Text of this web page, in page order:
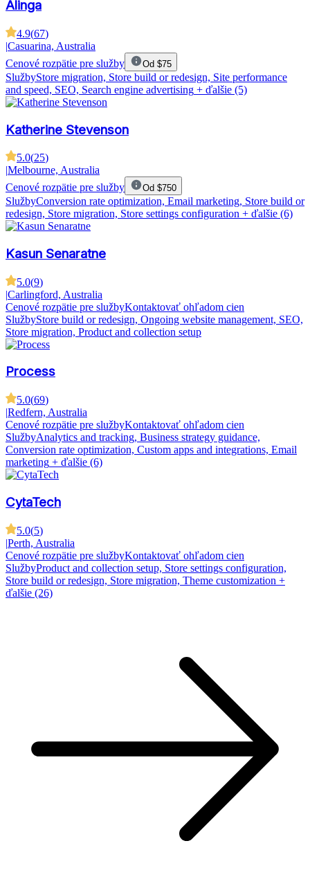
Alinga
4.9(67)
|Casuarina, Australia
Cenové rozpätie pre služby
Od $75
SlužbyStore migration, Store build or redesign, Site performance
and speed, SEO, Search engine advertising + ďalšie (5)
Katherine Stevenson
5.0(25)
|Melbourne, Australia
Cenové rozpätie pre služby
Od $750
SlužbyConversion rate optimization, Email marketing, Store build or
redesign, Store migration, Store settings configuration + ďalšie (6)
Kasun Senaratne
5.0(9)
|Carlingford, Australia
Cenové rozpätie pre službyKontaktovať ohľadom cien
SlužbyStore build or redesign, Ongoing website management, SEO,
Store migration, Product and collection setup
Process
5.0(69)
|Redfern, Australia
Cenové rozpätie pre službyKontaktovať ohľadom cien
SlužbyAnalytics and tracking, Business strategy guidance,
Conversion rate optimization, Custom apps and integrations, Email
marketing + ďalšie (6)
CytaTech
5.0(5)
|Perth, Australia
Cenové rozpätie pre službyKontaktovať ohľadom cien
SlužbyProduct and collection setup, Store settings configuration,
Store build or redesign, Store migration, Theme customization +
ďalšie (26)